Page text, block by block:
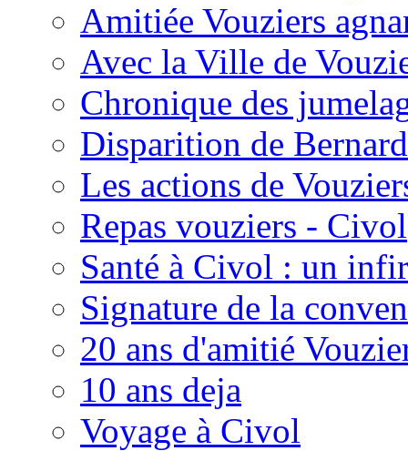
Amitiée Vouziers
Avec la Ville de
Chronique des
Disparition de
Les actions de
Repas vouziers - Civol
Santé à Civol : un
Signature de la
20 ans d'amitié
10 ans deja
Voyage à Civol